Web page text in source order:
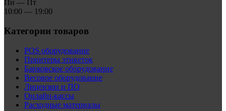
Пн — Пт
10:00 — 19:00
Категории товаров
POS оборудование
Принтеры этикеток
Банковское оборудование
Весовое оборудование
Лицензии и ПО
Онлайн-кассы
Расходные материалы